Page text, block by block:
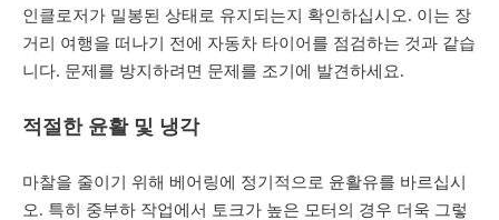
인클로저가 밀봉된 상태로 유지되는지 확인하십시오. 이는 장
거리 여행을 떠나기 전에 자동차 타이어를 점검하는 것과 같습
니다. 문제를 방지하려면 문제를 조기에 발견하세요.
적절한 윤활 및 냉각
마찰을 줄이기 위해 베어링에 정기적으로 윤활유를 바르십시
오. 특히 중부하 작업에서 토크가 높은 모터의 경우 더욱 그렇